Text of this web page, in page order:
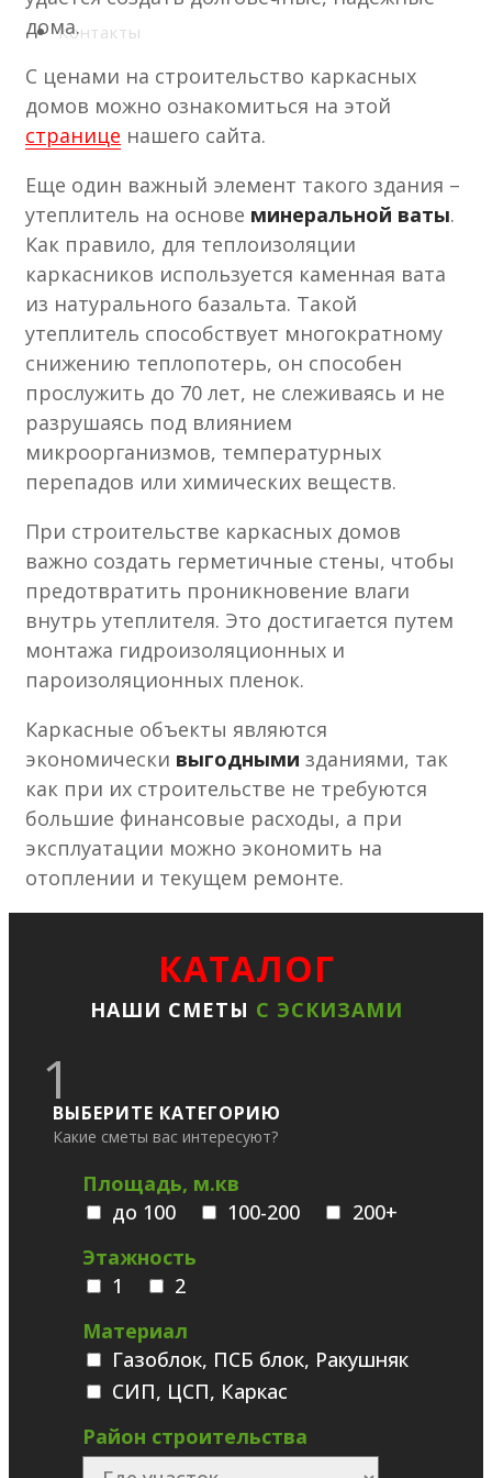
Контакты
дома.
С ценами на строительство каркасных
домов можно ознакомиться на этой
странице нашего сайта.
Еще один важный элемент такого здания –
утеплитель на основе минеральной ваты.
Как правило, для теплоизоляции
каркасников используется каменная вата
из натурального базальта. Такой
утеплитель способствует многократному
снижению теплопотерь, он способен
прослужить до 70 лет, не слеживаясь и не
разрушаясь под влиянием
микроорганизмов, температурных
перепадов или химических веществ.
При строительстве каркасных домов
важно создать герметичные стены, чтобы
предотвратить проникновение влаги
внутрь утеплителя. Это достигается путем
монтажа гидроизоляционных и
пароизоляционных пленок.
Каркасные объекты являются
экономически выгодными зданиями, так
как при их строительстве не требуются
большие финансовые расходы, а при
эксплуатации можно экономить на
отоплении и текущем ремонте.
КАТАЛОГ
НАШИ СМЕТЫ С ЭСКИЗАМИ
1ВЫБЕРИТЕ КАТЕГОРИЮ
Какие сметы вас интересуют?
Площадь, м.кв
до 100
100-200
200+
Этажность
1
2
Материал
Газоблок, ПСБ блок, Ракушняк
СИП, ЦСП, Каркас
Район строительства